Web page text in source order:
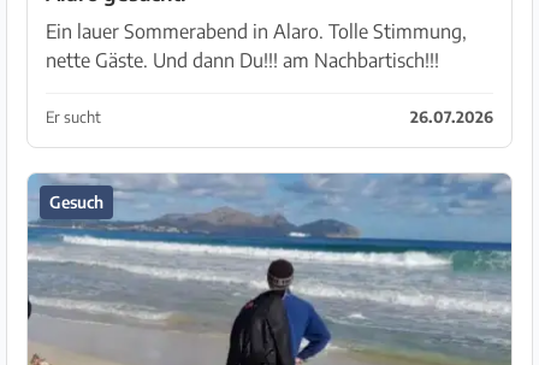
Ein lauer Sommerabend in Alaro. Tolle Stimmung,
nette Gäste. Und dann Du!!! am Nachbartisch!!!
überdurchschnittlich gut aussehende Dame die
gestern, Samstag den 25....
Er sucht 26.07.2026
Gesuch